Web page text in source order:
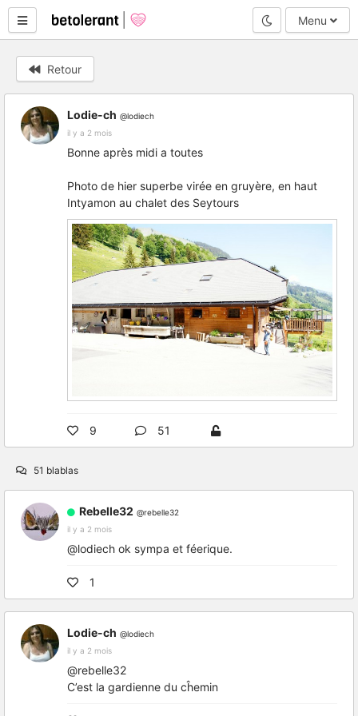
Mode nuit
Menu
Retour
Lodie-ch @lodiech
il y a 2 mois
Bonne après midi a toutes
Photo de hier superbe virée en gruyère, en haut
Intyamon au chalet des Seytours
9 51
51 blablas
Rebelle32 @rebelle32
il y a 2 mois
@lodiech ok sympa et féerique.
1
Lodie-ch @lodiech
il y a 2 mois
@rebelle32
C’est la gardienne du cĥemin